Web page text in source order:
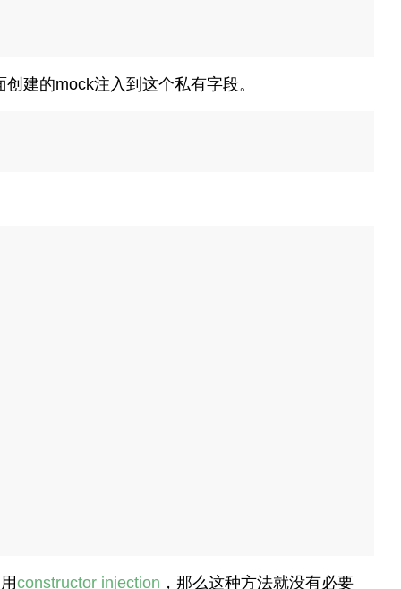
建的mock注入到这个私有字段。
constructor injection ，那么这种方法就没有必要